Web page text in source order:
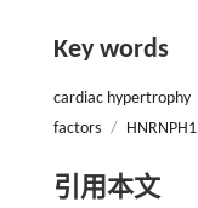
Key words
cardiac hypertrophy
factors / HNRNPH1
引用本文